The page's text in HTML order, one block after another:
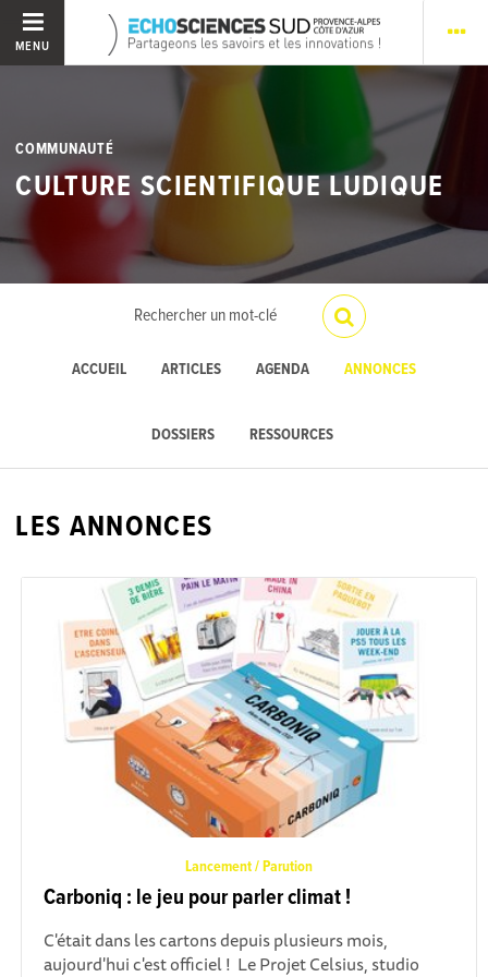
MENU
COMMUNAUTÉ
CULTURE SCIENTIFIQUE LUDIQUE
ACCUEIL ARTICLES AGENDA ANNONCES
DOSSIERS RESSOURCES
LES ANNONCES
Lancement / Parution
Carboniq : le jeu pour parler climat !
C'était dans les cartons depuis plusieurs mois,
aujourd'hui c'est officiel ! Le Projet Celsius, studio